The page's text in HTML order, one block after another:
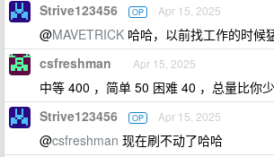
Strive123456 OP Apr 15, 2025
@MAVETRICK 哈哈，以前找工作的时候
csfreshman Apr 15, 2025
中等 400 ，简单 50 困难 40 ，总量比你少
Strive123456 OP Apr 15, 2025
@csfreshman 现在刷不动了哈哈